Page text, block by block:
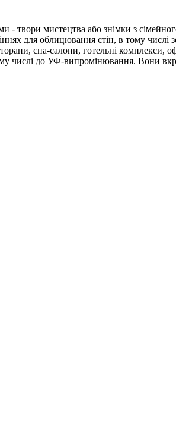
- твори мистецтва або знімки з
для облицювання стін, в тому числі
спа-салони, готельні комплекси,
числі до УФ-випромінювання. Вони